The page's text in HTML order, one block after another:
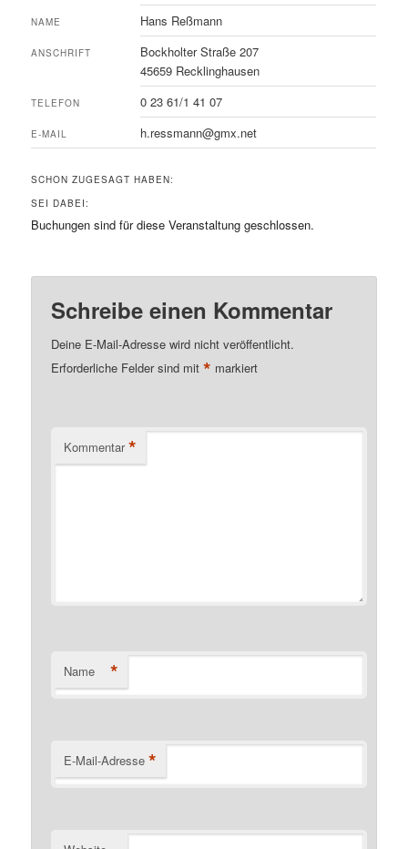
NAME Hans Reßmann
ANSCHRIFT
Bockholter Straße 207
45659 Recklinghausen
TELEFON 0 23 61/1 41 07
E-MAIL h.ressmann@gmx.net
SCHON ZUGESAGT HABEN:
SEI DABEI:
Buchungen sind für diese Veranstaltung geschlossen.
Schreibe einen Kommentar
Deine E-Mail-Adresse wird nicht veröffentlicht.
Erforderliche Felder sind mit* markiert
Kommentar *
Name *
E-Mail-Adresse *